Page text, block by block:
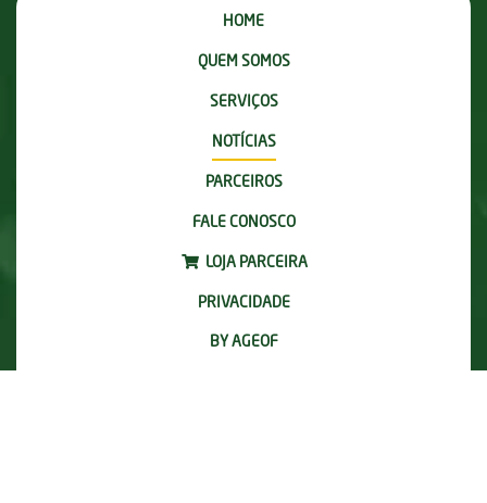
HOME
QUEM SOMOS
SERVIÇOS
NOTÍCIAS
PARCEIROS
FALE CONOSCO
LOJA PARCEIRA
PRIVACIDADE
BY AGEOF